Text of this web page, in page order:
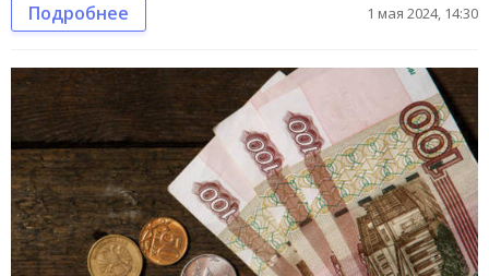
Подробнее 1 мая 2024, 14:30